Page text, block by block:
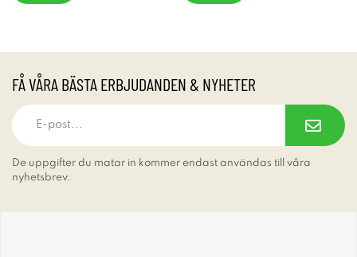
FÅ VÅRA BÄSTA ERBJUDANDEN & NYHETER
De uppgifter du matar in kommer endast användas till våra
nyhetsbrev.